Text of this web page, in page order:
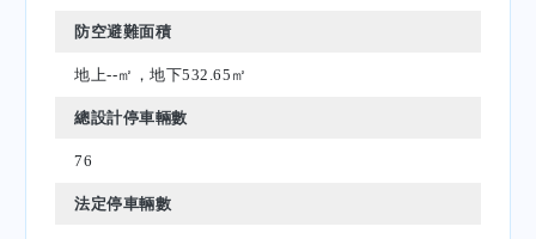
防空避難面積
地上--㎡，地下532.65㎡
總設計停車輛數
76
法定停車輛數